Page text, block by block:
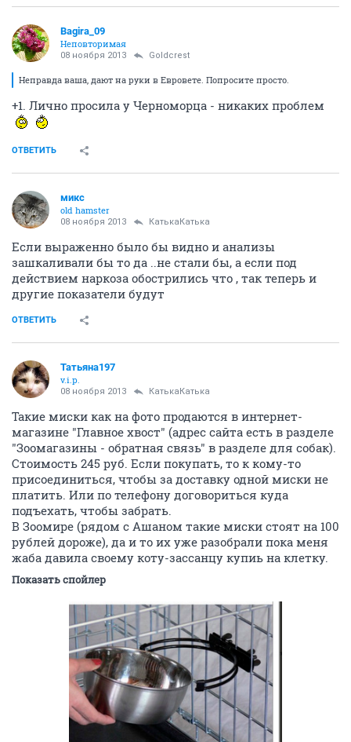
Bagira_09
Неповторимая
08 ноября 2013 Goldcrest
Неправда ваша, дают на руки в Евровете. Попросите просто.
+1. Лично просила у Черноморца - никаких проблем
ОТВЕТИТЬ
микс
old hamster
08 ноября 2013 КатькаКатька
Если выраженно было бы видно и анализы
зашкаливали бы то да ..не стали бы, а если под
действием наркоза обострились что , так теперь и
другие показатели будут
ОТВЕТИТЬ
Татьяна197
v.i.p.
08 ноября 2013 КатькаКатька
Такие миски как на фото продаются в интернет-
магазине "Главное хвост" (адрес сайта есть в разделе
"Зоомагазины - обратная связь" в разделе для собак).
Стоимость 245 руб. Если покупать, то к кому-то
присоединиться, чтобы за доставку одной миски не
платить. Или по телефону договориться куда
подъехать, чтобы забрать.
В Зоомире (рядом с Ашаном такие миски стоят на 100
рублей дороже), да и то их уже разобрали пока меня
жаба давила своему коту-зассанцу купиь на клетку.
Показать спойлер